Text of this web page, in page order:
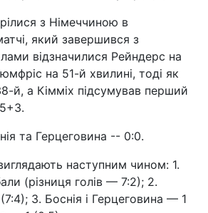
з Німеччиною в
який завершився з
відзначилися Рейндерс на
на 51-й хвилині, тоді як
й, а Кімміх підсумував перший
та Герцеговина -- 0:0.
наступним чином: 1.
(різниця голів — 7:2); 2.
3. Боснія і Герцеговина — 1